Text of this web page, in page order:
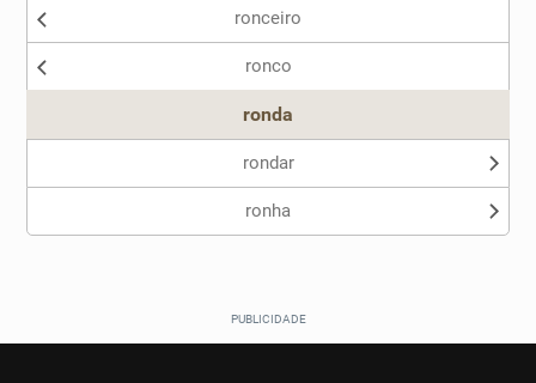
Sinônimos
Nenhum dos sinônimos apresentados me ajudou
ronceiro
ronco
ronda
rondar
ronha